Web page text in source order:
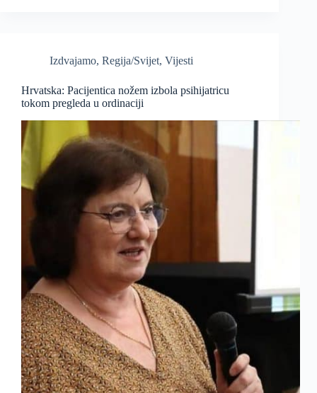
Izdvajamo, Regija/Svijet, Vijesti
Hrvatska: Pacijentica nožem izbola psihijatricu
tokom pregleda u ordinaciji